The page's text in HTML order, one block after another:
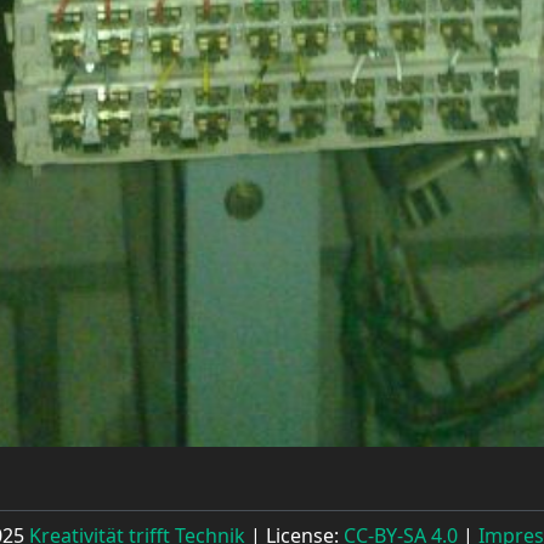
Kreativität trifft Technik | License: CC-BY-SA 4.0 |